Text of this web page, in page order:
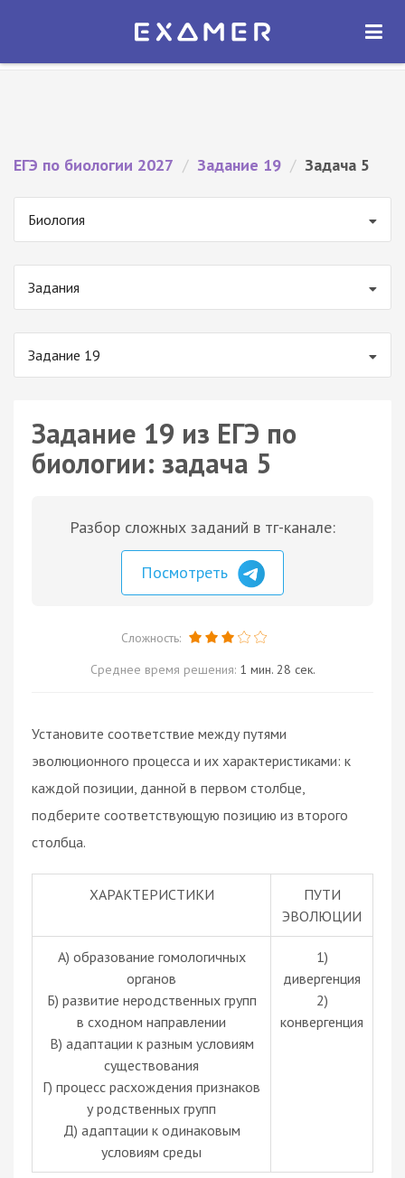
Экзамер — ЕГЭ 2027
ОТКРЫТЬ
ЕГЭ по биологии 2027 / Задание 19 / Задача 5
Биология
Задания
Задание 19
Задание 19 из ЕГЭ по
биологии: задача 5
Разбор сложных заданий в тг-канале:
Посмотреть
Сложность:
Среднее время решения: 1 мин. 28 сек.
Установите соответствие между путями
эволюционного процесса и их характеристиками: к
каждой позиции, данной в первом столбце,
подберите соответствующую позицию из второго
столбца.
ХАРАКТЕРИСТИКИ
ПУТИ
ЭВОЛЮЦИИ
A) образование гомологичных
органов
Б) развитие неродственных групп
в сходном направлении
В) адаптации к разным условиям
существования
Г) процесс расхождения признаков
у родственных групп
Д) адаптации к одинаковым
условиям среды
1)
дивергенция
2)
конвергенция